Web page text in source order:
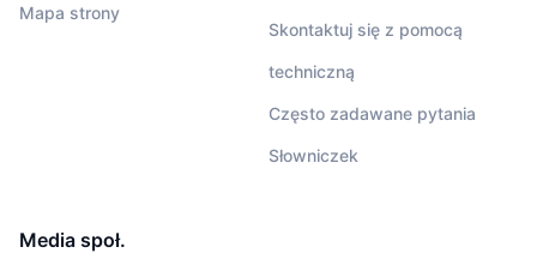
Mapa strony
Skontaktuj się z pomocą
techniczną
Często zadawane pytania
Słowniczek
Media społ.